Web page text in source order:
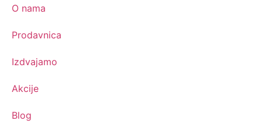
O nama
Prodavnica
Izdvajamo
Akcije
Blog